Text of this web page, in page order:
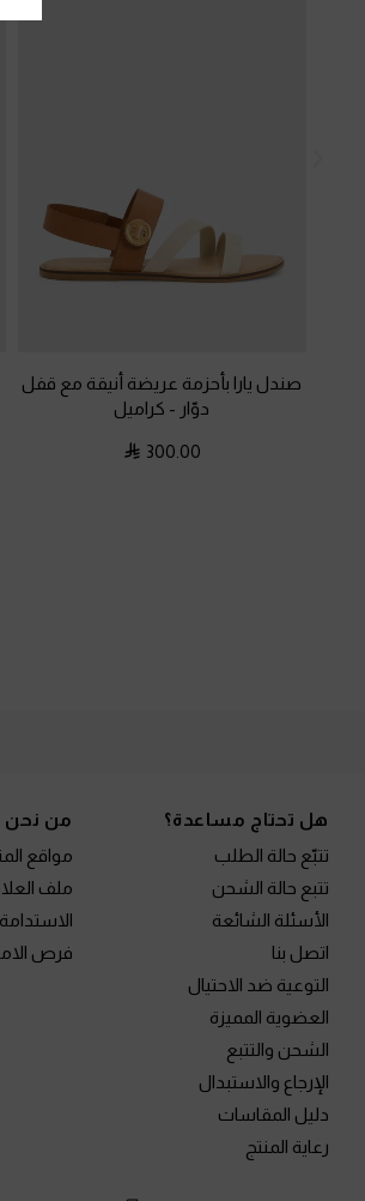
صندل يارا بأحزمة عريضة أنيقة مع قفل
دوّار - كراميل
300.00
هل تحتاج مساعدة؟
تتبّع حالة الطلب
تتبع حالة الشحن
الأسئلة الشائعة
اتصل بنا
التوعية ضد الاحتيال
العضوية المميزة
الشحن والتتبع
الإرجاع والاستبدال
دليل المقاسات
رعاية المنتج
من نحن
مواقع
ملف
الاستدامة
فرص